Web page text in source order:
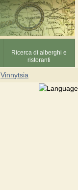
Ricerca di alberghi e
ristoranti
Vinnytsia